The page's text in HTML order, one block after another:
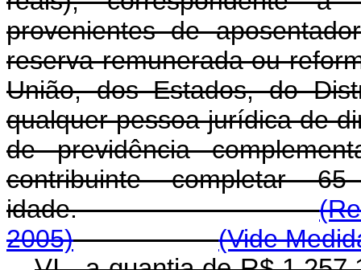
provenientes de
reserva remunerada ou
União, dos Estados, do
qualquer pessoa jurídica de
de previdência
contribuinte completar
idade.
2005)
(Vide